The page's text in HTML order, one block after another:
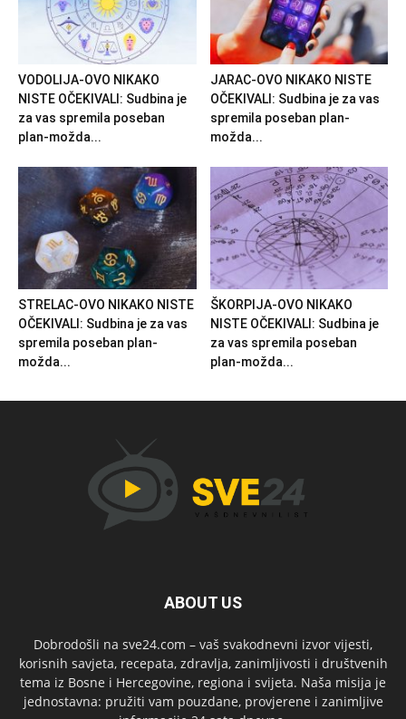
VODOLIJA-OVO NIKAKO
NISTE OČEKIVALI: Sudbina je
za vas spremila poseban
plan-možda...
JARAC-OVO NIKAKO NISTE
OČEKIVALI: Sudbina je za vas
spremila poseban plan-
možda...
STRELAC-OVO NIKAKO NISTE
OČEKIVALI: Sudbina je za vas
spremila poseban plan-
možda...
ŠKORPIJA-OVO NIKAKO
NISTE OČEKIVALI: Sudbina je
za vas spremila poseban
plan-možda...
ABOUT US
Dobrodošli na sve24.com – vaš svakodnevni izvor vijesti,
korisnih savjeta, recepata, zdravlja, zanimljivosti i društvenih
tema iz Bosne i Hercegovine, regiona i svijeta. Naša misija je
jednostavna: pružiti vam pouzdane, provjerene i zanimljive